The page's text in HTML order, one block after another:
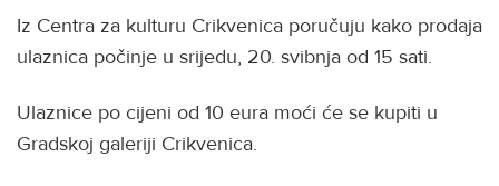
Iz Centra za kulturu Crikvenica poručuju kako prodaja
ulaznica počinje u srijedu, 20. svibnja od 15 sati.
Ulaznice po cijeni od 10 eura moći će se kupiti u
Gradskoj galeriji Crikvenica.